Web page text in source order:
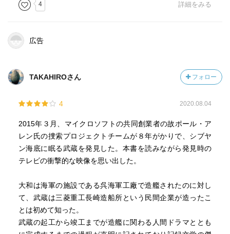
4 詳細をみる
広告
TAKAHIROさん フォロー
4 2020.08.04
2015年３月、マイクロソフトの共同創業者の故ポール・ア
レン氏の捜索プロジェクトチームが８年がかりで、シブヤ
ン海底に眠る武蔵を発見した。本書を読みながら発見時の
テレビの衝撃的な映像を思い出した。
大和は海軍の施設である呉海軍工廠で造艦されたのに対し
て、武蔵は三菱重工長崎造船所という民間企業が造ったこ
とは初めて知った。
武蔵の起工から竣工までが造艦に関わる人間ドラマととも